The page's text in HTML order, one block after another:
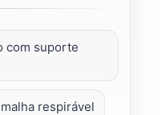
com suporte
respirável